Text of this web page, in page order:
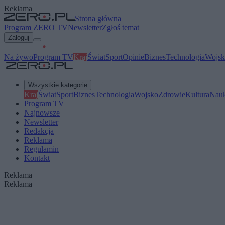
Reklama
Strona główna
Program ZERO TVNewsletterZgłoś temat
Zaloguj
Na żywoProgram TVKrajŚwiatSportOpinieBiznesTechnologia
Wszystkie kategorie
KrajŚwiatSportBiznesTechnologiaWojskoZdrowieKultura
Program TV
Najnowsze
Newsletter
Redakcja
Reklama
Regulamin
Kontakt
Reklama
Reklama